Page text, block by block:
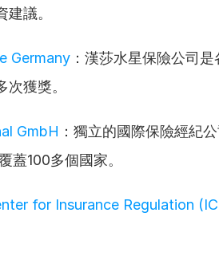
議。
Germany ：漢莎水星保險公司
獲獎。
GmbH ：獨立的國際保險經紀
蓋100多個國家。
for Insurance Regulation